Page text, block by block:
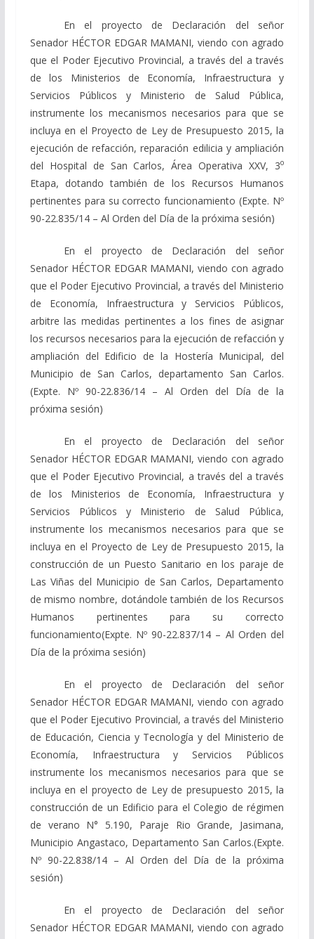
En el proyecto de Declaración del señor
Senador HÉCTOR EDGAR MAMANI, viendo con agrado
que el Poder Ejecutivo Provincial, a través del a través
de los Ministerios de Economía, Infraestructura y
Servicios Públicos y Ministerio de Salud Pública,
instrumente los mecanismos necesarios para que se
incluya en el Proyecto de Ley de Presupuesto 2015, la
ejecución de refacción, reparación edilicia y ampliación
del Hospital de San Carlos, Área Operativa XXV, 3o
Etapa, dotando también de los Recursos Humanos
pertinentes para su correcto funcionamiento (Expte. Nº
90-22.835/14 – Al Orden del Día de la próxima sesión)
En el proyecto de Declaración del señor
Senador HÉCTOR EDGAR MAMANI, viendo con agrado
que el Poder Ejecutivo Provincial, a través del Ministerio
de Economía, Infraestructura y Servicios Públicos,
arbitre las medidas pertinentes a los fines de asignar
los recursos necesarios para la ejecución de refacción y
ampliación del Edificio de la Hostería Municipal, del
Municipio de San Carlos, departamento San Carlos.
(Expte. Nº 90-22.836/14 – Al Orden del Día de la
próxima sesión)
En el proyecto de Declaración del señor
Senador HÉCTOR EDGAR MAMANI, viendo con agrado
que el Poder Ejecutivo Provincial, a través del a través
de los Ministerios de Economía, Infraestructura y
Servicios Públicos y Ministerio de Salud Pública,
instrumente los mecanismos necesarios para que se
incluya en el Proyecto de Ley de Presupuesto 2015, la
construcción de un Puesto Sanitario en los paraje de
Las Viñas del Municipio de San Carlos, Departamento
de mismo nombre, dotándole también de los Recursos
Humanos pertinentes para su correcto
funcionamiento(Expte. Nº 90-22.837/14 – Al Orden del
Día de la próxima sesión)
En el proyecto de Declaración del señor
Senador HÉCTOR EDGAR MAMANI, viendo con agrado
que el Poder Ejecutivo Provincial, a través del Ministerio
de Educación, Ciencia y Tecnología y del Ministerio de
Economía, Infraestructura y Servicios Públicos
instrumente los mecanismos necesarios para que se
incluya en el proyecto de Ley de presupuesto 2015, la
construcción de un Edificio para el Colegio de régimen
de verano N° 5.190, Paraje Rio Grande, Jasimana,
Municipio Angastaco, Departamento San Carlos.(Expte.
Nº 90-22.838/14 – Al Orden del Día de la próxima
sesión)
En el proyecto de Declaración del señor
Senador HÉCTOR EDGAR MAMANI, viendo con agrado